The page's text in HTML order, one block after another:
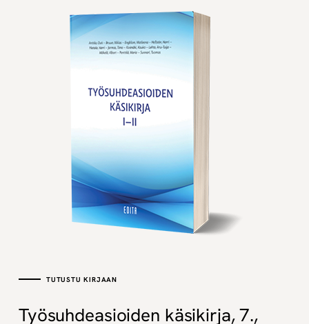
TUTUSTU KIRJAAN
Työsuhdeasioiden käsikirja, 7.,